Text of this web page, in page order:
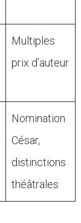
Multiples
prix d’auteur
Nomination
César,
distinctions
théâtrales